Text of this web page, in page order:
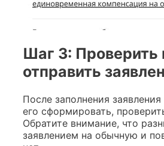
Шаг 3: Проверить
отправить
После заполнения
его сформировать,
Обратите внимание, что
заявлением на обычную и